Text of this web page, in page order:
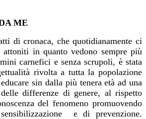
ME
di cronaca, che quotidianamente ci
in quanto vedono sempre più
carnefici e senza scrupoli, è stata
rivolta a tutta la popolazione
sin dalla più tenera età ad una
differenze di genere, al rispetto
del fenomeno promuovendo
e di prevenzione.